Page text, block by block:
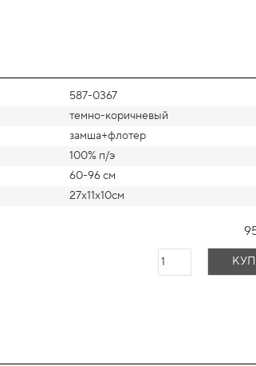
587-0367
темно-коричневый
замша+флотер
100% п/э
60-96 см
27х11х10см